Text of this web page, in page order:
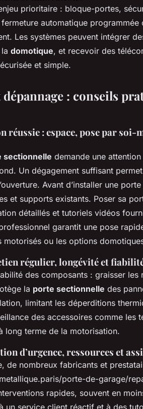
prioritaire : bloque-portes,
automatique
Les systèmes peuvent intégrer
domotique, et recevoir des
et simple.
: conseils
: espace, pose par soi-
sectionnelle demande une
Un dégagement suffisant
Avant d’installer une
et supports existants. Poser sa
détaillés et tutoriels vidéos
garantit une pose
ou les options
régulier, longévité et
des composants : graisser
la porte sectionnelle des
limitant les déperditions
des accessoires comme les
long terme de la motorisation.
d’urgence, ressources et
de nombreux fabricants et
porte-de-garage/
rapides, souvent en